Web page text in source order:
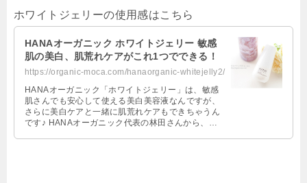
ホワイトジェリーの使用感はこちら
HANAオーガニック ホワイトジェリー 敏感
肌の美白、肌荒れケアがこれ1つでできる！
https://organic-moca.com/hanaorganic-whitejelly2/
HANAオーガニック「ホワイトジェリー」は、敏感
肌さんでも安心して使える美白美容液なんですが、
さらに美白ケアと一緒に肌荒れケアもできちゃうん
です♪ HANAオーガニック代表の林田さんから、直